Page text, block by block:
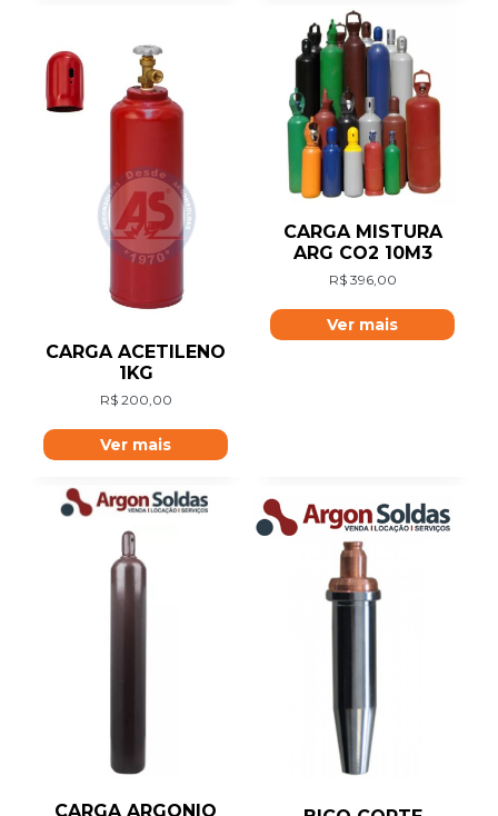
CARGA ACETILENO
1KG
R$200,00
Ver mais
CARGA MISTURA
ARG CO2 10M3
R$396,00
Ver mais
CARGA ARGONIO